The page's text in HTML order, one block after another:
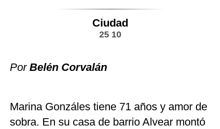
Ciudad
25 10
Por Belén Corvalán
Marina Gonzáles tiene 71 años y amor de
sobra. En su casa de barrio Alvear montó